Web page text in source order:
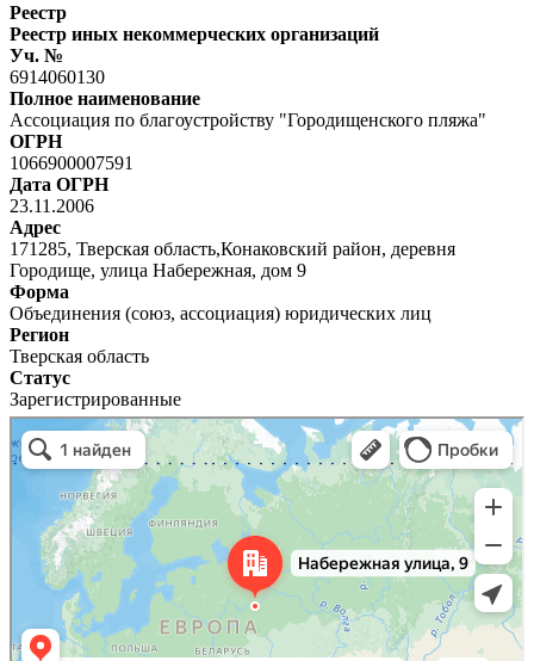
Реестр
Реестр иных некоммерческих организаций
Уч. №
6914060130
Полное наименование
Ассоциация по благоустройству "Городищенского пляжа"
ОГРН
1066900007591
Дата ОГРН
23.11.2006
Адрес
171285, Тверская область,Конаковский район, деревня
Городище, улица Набережная, дом 9
Форма
Объединения (союз, ассоциация) юридических лиц
Регион
Тверская область
Статус
Зарегистрированные